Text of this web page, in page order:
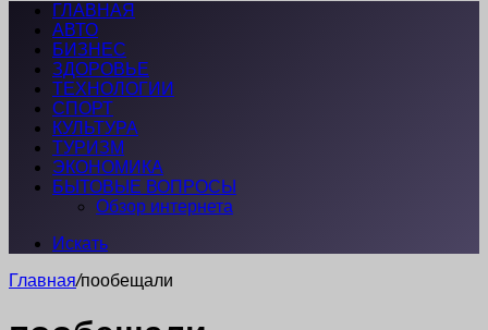
ГЛАВНАЯ
АВТО
БИЗНЕС
ЗДОРОВЬЕ
ТЕХНОЛОГИИ
СПОРТ
КУЛЬТУРА
ТУРИЗМ
ЭКОНОМИКА
БЫТОВЫЕ ВОПРОСЫ
Обзор интернета
Искать
Главная/пообещали